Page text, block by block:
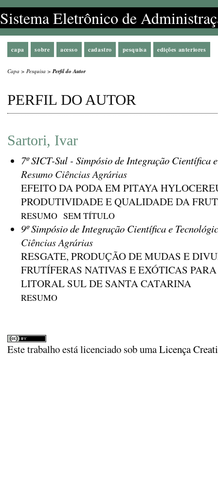
Sistema Eletrônico de
capa sobre acesso cadastro pesquisa edições anteriores
Capa > Pesquisa >Perfil do Autor
PERFIL DO AUTOR
Sartori, Ivar
7º SICT-Sul - Simpósio de Integração Científica
Resumo Ciências Agrárias
EFEITO DA PODA EM PITAYA
PRODUTIVIDADE E QUALIDADE DA
RESUMO SEM TÍTULO
9º Simpósio de Integração Científica e
Ciências Agrárias
RESGATE, PRODUÇÃO DE MUDAS E
FRUTÍFERAS NATIVAS E EXÓTICAS
LITORAL SUL DE SANTA CATARINA
RESUMO
Este trabalho está licenciado sob umaLicença